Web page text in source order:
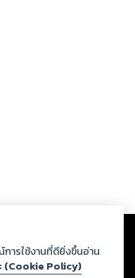
ปรากฏว่าละเมิดสิทธิใน
ายและศีลธรรม ดังนั้น ผู้อ่าน
ตนเอง และหากท่านพบว่าส่วน
ารใช้งานที่ดียิ่งขึ้นอ่าน
(Cookie Policy)